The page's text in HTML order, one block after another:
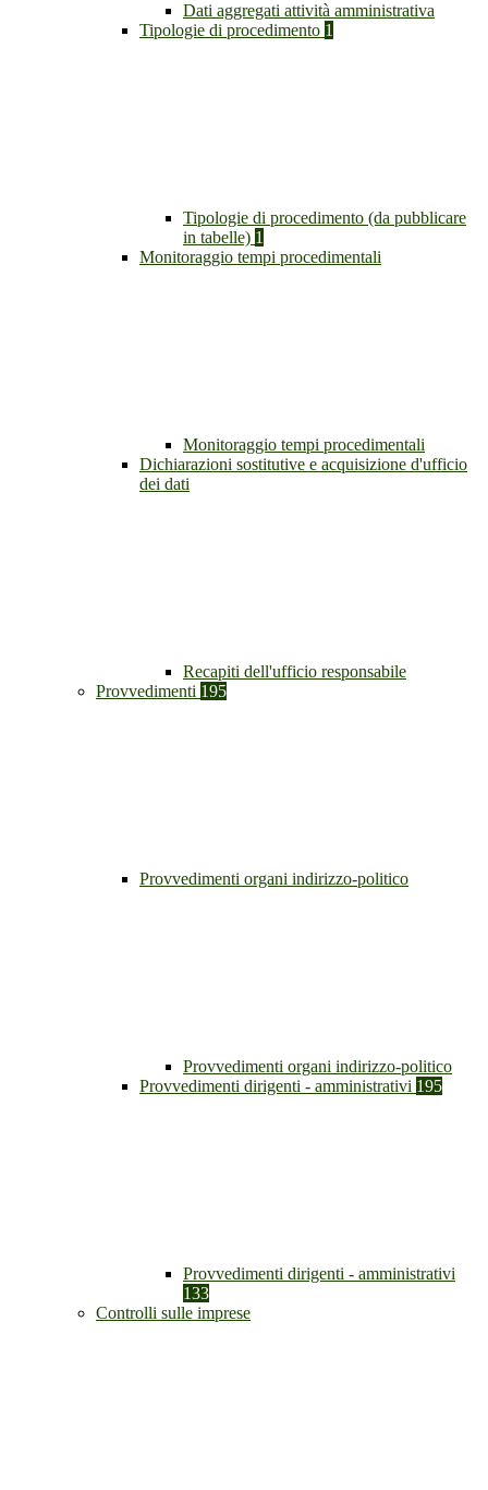
Dati aggregati attività amministrativa
Tipologie di procedimento 1
Tipologie di procedimento (da pubblicare
in tabelle) 1
Monitoraggio tempi procedimentali
Monitoraggio tempi procedimentali
Dichiarazioni sostitutive e acquisizione d'ufficio
dei dati
Recapiti dell'ufficio responsabile
Provvedimenti 195
Provvedimenti organi indirizzo-politico
Provvedimenti organi indirizzo-politico
Provvedimenti dirigenti - amministrativi 195
Provvedimenti dirigenti - amministrativi
133
Controlli sulle imprese